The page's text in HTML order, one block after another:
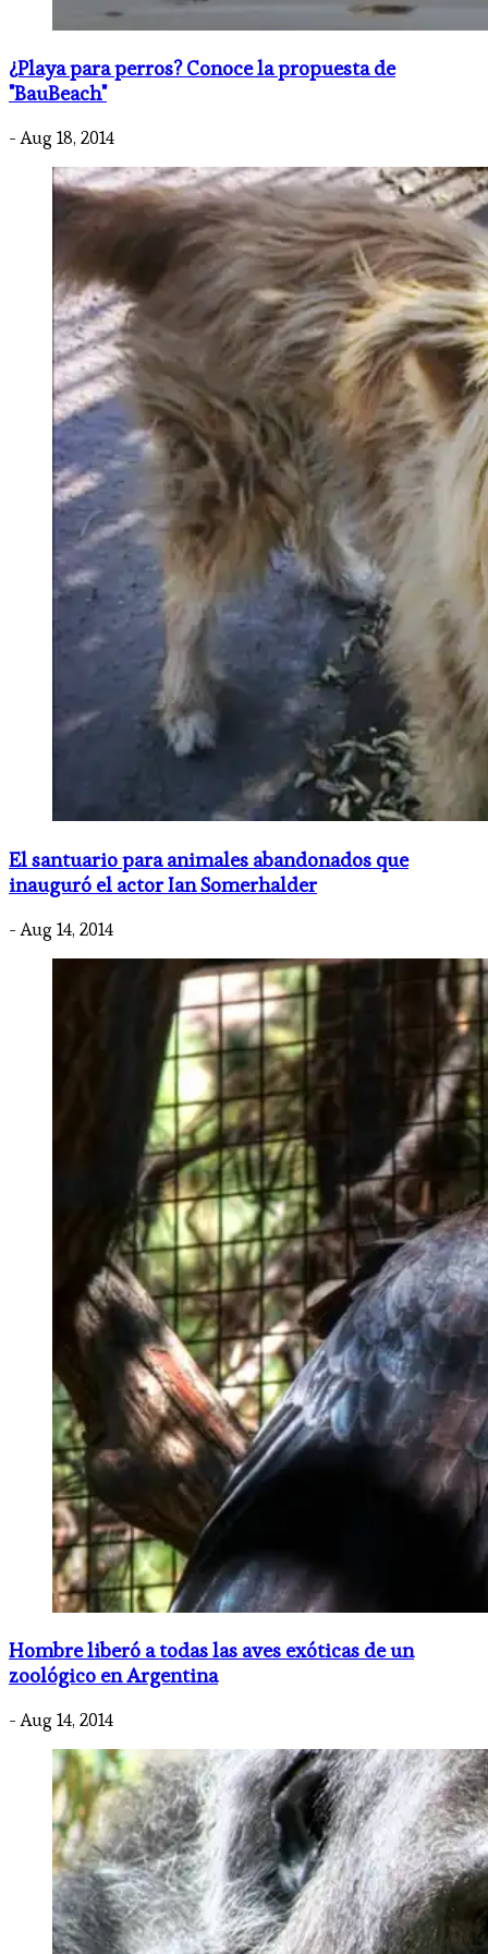
¿Playa para perros? Conoce la propuesta de
"BauBeach"
- Aug 18, 2014
El santuario para animales abandonados que
inauguró el actor Ian Somerhalder
- Aug 14, 2014
Hombre liberó a todas las aves exóticas de un
zoológico en Argentina
- Aug 14, 2014